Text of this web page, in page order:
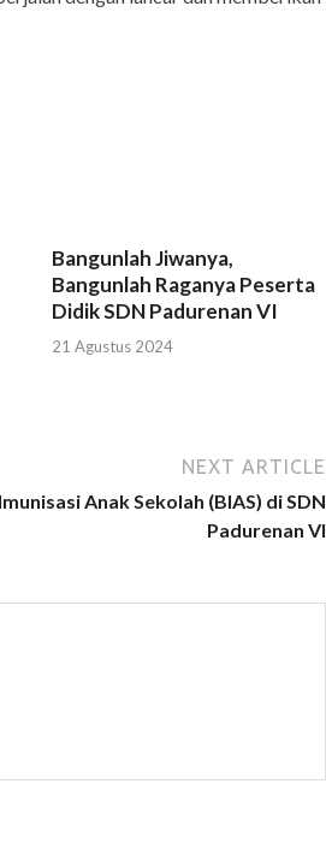
Bangunlah Jiwanya,
Bangunlah Raganya Peserta
Didik SDN Padurenan VI
21 Agustus 2024
NEXT ARTICLE
Anak Sekolah (BIAS) di SDN
Padurenan VI